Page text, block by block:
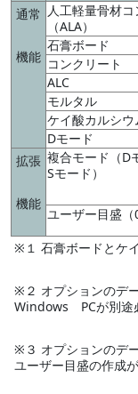
通常
機能
人工軽量骨材コ
（ALA）
石膏ボード
コンクリート
ALC
モルタル
ケイ酸カルシウ
Dモード
拡張
機能
複合モード（D
Sモード）
ユーザー目盛（
※１ 石膏ボードとケ
※２ オプションのデ
Windows PCが別途
※３ オプションのデ
ユーザー目盛の作成が